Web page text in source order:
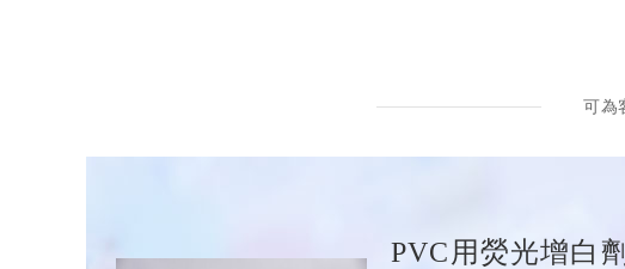
可為
PVC用熒光增白